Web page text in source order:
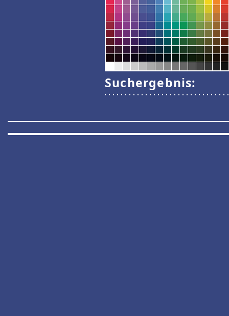
Suchergebnis: